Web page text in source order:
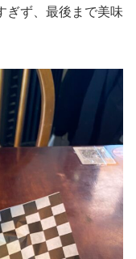
ぎず、最後まで美味